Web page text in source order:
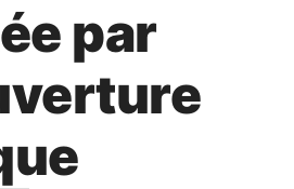
par